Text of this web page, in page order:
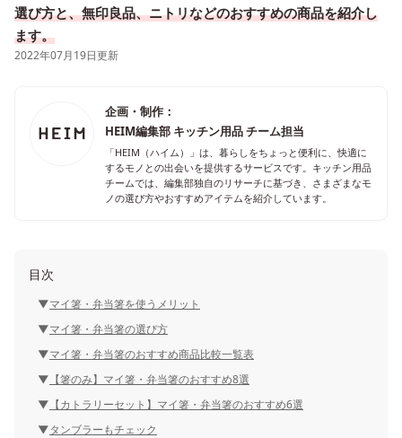
選び方と、無印良品、ニトリなどのおすすめの商品を紹介し
ます。
2022年07月19日更新
企画・制作：
HEIM編集部 キッチン用品 チーム担当
「HEIM（ハイム）」は、暮らしをちょっと便利に、快適に
するモノとの出会いを提供するサービスです。キッチン用品
チームでは、編集部独自のリサーチに基づき、さまざまなモ
ノの選び方やおすすめアイテムを紹介しています。
目次
マイ箸・弁当箸を使うメリット
マイ箸・弁当箸の選び方
マイ箸・弁当箸のおすすめ商品比較一覧表
【箸のみ】マイ箸・弁当箸のおすすめ8選
【カトラリーセット】マイ箸・弁当箸のおすすめ6選
タンブラーもチェック